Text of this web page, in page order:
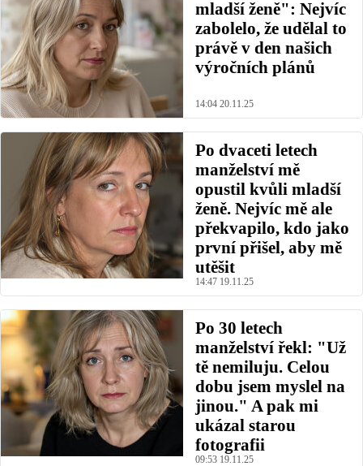
mladší ženě": Nejvíc
zabolelo, že udělal to
právě v den našich
výročních plánů
14:04 20.11.25
Po dvaceti letech
manželství mě
opustil kvůli mladší
ženě. Nejvíc mě ale
překvapilo, kdo jako
první přišel, aby mě
utěšit
14:47 19.11.25
Po 30 letech
manželství řekl: "Už
tě nemiluju. Celou
dobu jsem myslel na
jinou." A pak mi
ukázal starou
fotografii
09:53 19.11.25